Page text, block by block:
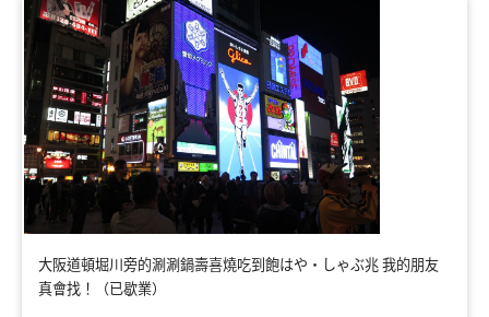
大阪道頓堀川旁的涮涮鍋壽喜燒吃到飽はや・しゃぶ兆 我的朋友
真會找！（已歇業）